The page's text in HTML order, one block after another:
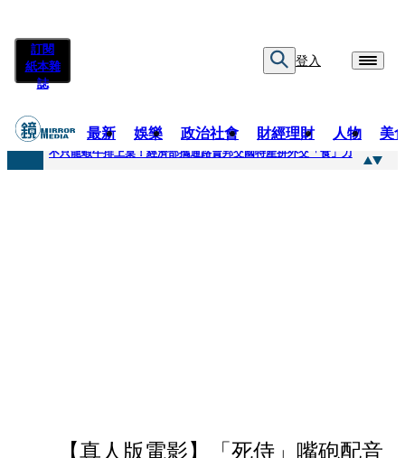
訂閱
紙本雜
誌
登入
最新 娛樂 政治社會 財經理財 人物 美
快訊
不只龍蝦牛排上桌！經濟部攜通路賣邦交國特產拚外交「食」力
【真人版電影】「死侍」嘴砲配音